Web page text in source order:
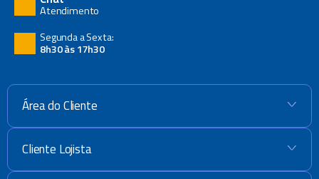
Atendimento
Segunda a Sexta:
8h30 às 17h30
Área do Cliente +
Cliente Lojista +